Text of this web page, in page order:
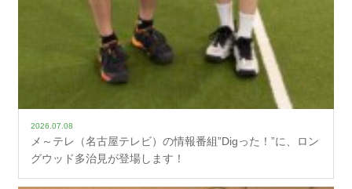
2026.07.08
メ～テレ（名古屋テレビ）の情報番組”Digった！”に、ロン
グウッド多治見が登場します！